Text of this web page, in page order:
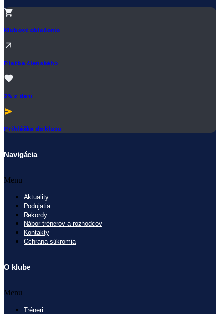
Klubové oblečenie
Platba členského
2% z daní
Prihláška do klubu
Navigácia
Menu
Aktuality
Podujatia
Rekordy
Nábor trénerov a rozhodcov
Kontakty
Ochrana súkromia
O klube
Menu
Tréneri